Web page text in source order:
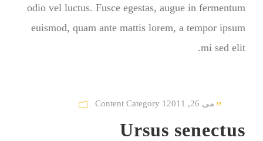
odio vel luctus. Fusce egestas, augue in fermentum
euismod, quam ante mattis lorem, a tempor ipsum
mi sed elit.
می 26, 2011 Content Category 1
Ursus senectus